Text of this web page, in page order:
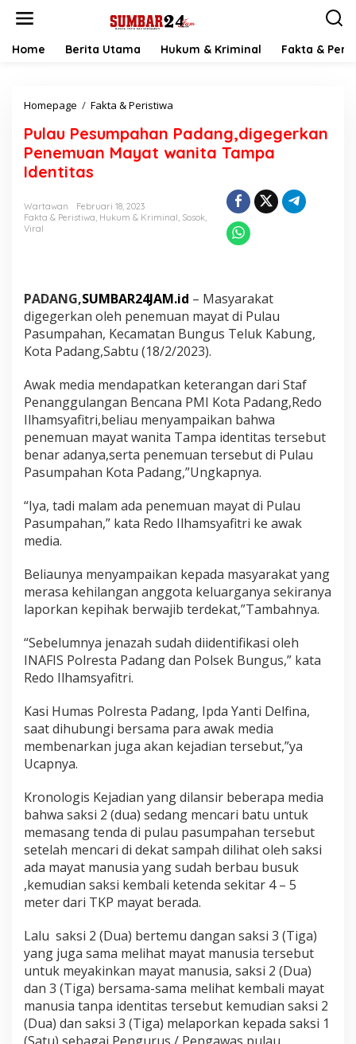
Home Berita Utama Hukum & Kriminal Fakta &
Homepage / Fakta & Peristiwa
l
a
u
u
a
n
P
a
d
g
,
d
i
g
e
g
r
k
e
n
e
u
a
n
y
t
w
i
t
a
T
a
m
p
a
I
e
n
t
i
t
a
s
Pulau Pesumpahan Padang,digegerkan
Penemuan Mayat wanita Tampa
Identitas
Wartawan
Februari 18, 2023
Fakta & Peristiwa, Hukum & Kriminal, Sosok,
Viral
PADANG,SUMBAR24JAM.id – Masyarakat
digegerkan oleh penemuan mayat di Pulau
Pasumpahan, Kecamatan Bungus Teluk Kabung,
Kota Padang,Sabtu (18/2/2023).
Awak media mendapatkan keterangan dari Staf
Penanggulangan Bencana PMI Kota Padang,Redo
Ilhamsyafitri,beliau menyampaikan bahwa
penemuan mayat wanita Tampa identitas tersebut
benar adanya,serta penemuan tersebut di Pulau
Pasumpahan Kota Padang,”Ungkapnya.
“Iya, tadi malam ada penemuan mayat di Pulau
Pasumpahan,” kata Redo Ilhamsyafitri ke awak
media.
Beliaunya menyampaikan kepada masyarakat yang
merasa kehilangan anggota keluarganya sekiranya
laporkan kepihak berwajib terdekat,”Tambahnya.
“Sebelumnya jenazah sudah diidentifikasi oleh
INAFIS Polresta Padang dan Polsek Bungus,” kata
Redo Ilhamsyafitri.
Kasi Humas Polresta Padang, Ipda Yanti Delfina,
saat dihubungi bersama para awak media
membenarkan juga akan kejadian tersebut,”ya
Ucapnya.
Kronologis Kejadian yang dilansir beberapa media
bahwa saksi 2 (dua) sedang mencari batu untuk
memasang tenda di pulau pasumpahan tersebut
setelah mencari di dekat sampah dilihat oleh saksi
ada mayat manusia yang sudah berbau busuk
,kemudian saksi kembali ketenda sekitar 4 – 5
meter dari TKP mayat berada.
Lalu saksi 2 (Dua) bertemu dangan saksi 3 (Tiga)
yang juga sama melihat mayat manusia tersebut
untuk meyakinkan mayat manusia, saksi 2 (Dua)
dan 3 (Tiga) bersama-sama melihat kembali mayat
manusia tanpa identitas tersebut kemudian saksi 2
(Dua) dan saksi 3 (Tiga) melaporkan kepada saksi 1